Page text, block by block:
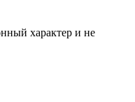
характер и не